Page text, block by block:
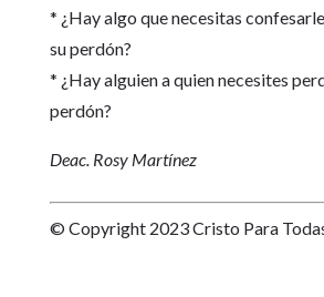
* ¿Hay algo que necesitas
su perdón?
* ¿Hay alguien a quien necesites
perdón?
Deac. Rosy Martínez
© Copyright 2023 Cristo Para